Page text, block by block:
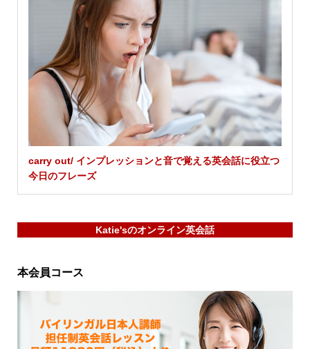
carry out/ インプレッションと音で覚える英会話に役立つ
今日のフレーズ
Katie'sのオンライン英会話
本会員コース